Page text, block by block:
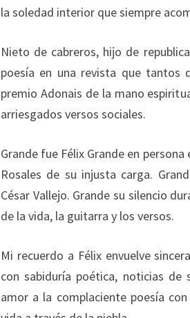
la soledad interior que siempre
Nieto de cabreros, hijo de
poesía en una revista que tantos
premio Adonais de la mano
arriesgados versos sociales.
Grande fue Félix Grande en
Rosales de su injusta carga.
César Vallejo. Grande su silencio
de la vida, la guitarra y los versos.
Mi recuerdo a Félix envuelve
con sabiduría poética, noticias de
amor a la complaciente poesía